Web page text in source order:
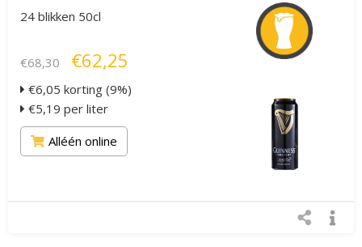
24 blikken 50cl
€68,30 €62,25
€6,05 korting (9%)
€5,19 per liter
Alléén online